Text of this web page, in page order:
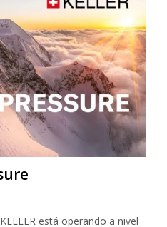
está operando a nivel